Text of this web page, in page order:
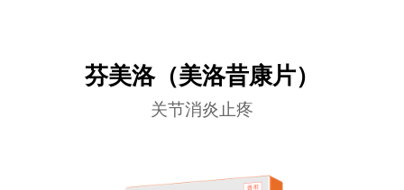
芬美洛（美洛昔康片）
关节消炎止疼